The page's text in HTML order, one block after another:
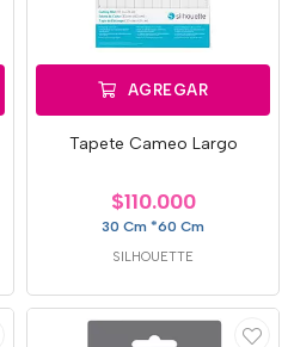
AGREGAR
Tapete Cameo Largo
$110.000
30 Cm *60 Cm
SILHOUETTE